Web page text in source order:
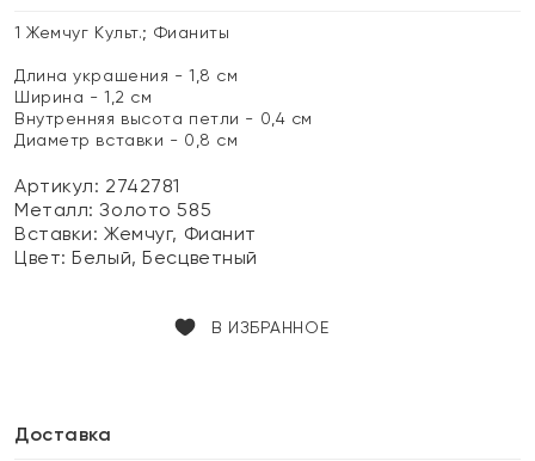
1 Жемчуг Культ.; Фианиты
Длина украшения - 1,8 см
Ширина - 1,2 см
Внутренняя высота петли - 0,4 см
Диаметр вставки - 0,8 см
Артикул: 2742781
Металл:Золото 585
Вставки:Жемчуг, Фианит
Цвет:Белый, Бесцветный
В ИЗБРАННОЕ
Доставка